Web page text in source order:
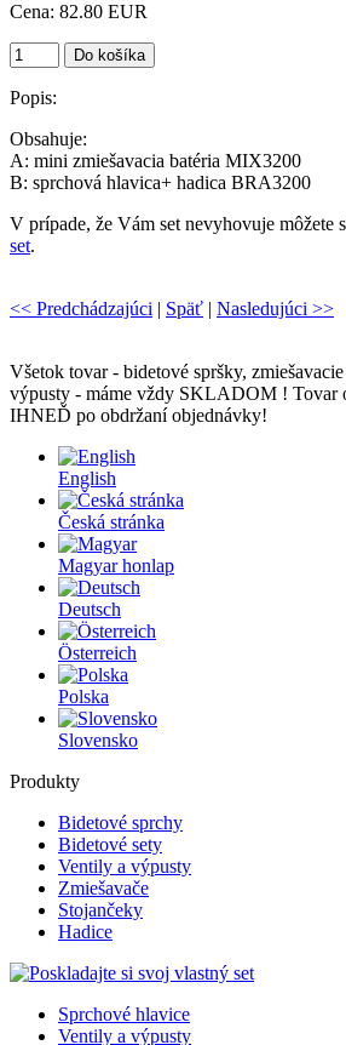
Cena: 82.80 EUR
Popis:
Obsahuje:
A: mini zmiešavacia batéria MIX3200
B: sprchová hlavica+ hadica BRA3200
V prípade, že Vám set nevyhovuje môžete
set.
<< Predchádzajúci | Späť | Nasledujúci >>
Všetok tovar - bidetové spršky,
výpusty - máme vždy SKLADOM ! Tovar
IHNEĎ po obdržaní objednávky!
English
Česká stránka
Magyar honlap
Deutsch
Österreich
Polska
Slovensko
Produkty
Bidetové sprchy
Bidetové sety
Ventily a výpusty
Zmiešavače
Stojančeky
Hadice
Sprchové hlavice
Ventily a výpusty